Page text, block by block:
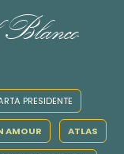
PRESIDENTE
AMOUR ATLAS